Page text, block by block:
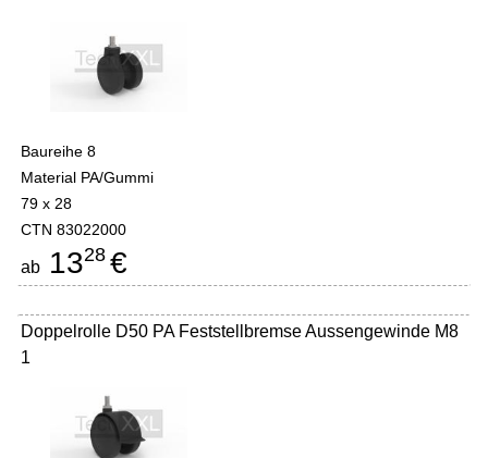
Baureihe 8
Material PA/Gummi
79 x 28
CTN 83022000
ab 1328 €
Doppelrolle D50 PA Feststellbremse Aussengewinde M8
1